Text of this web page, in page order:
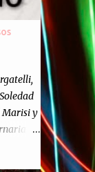
Marisi y
: